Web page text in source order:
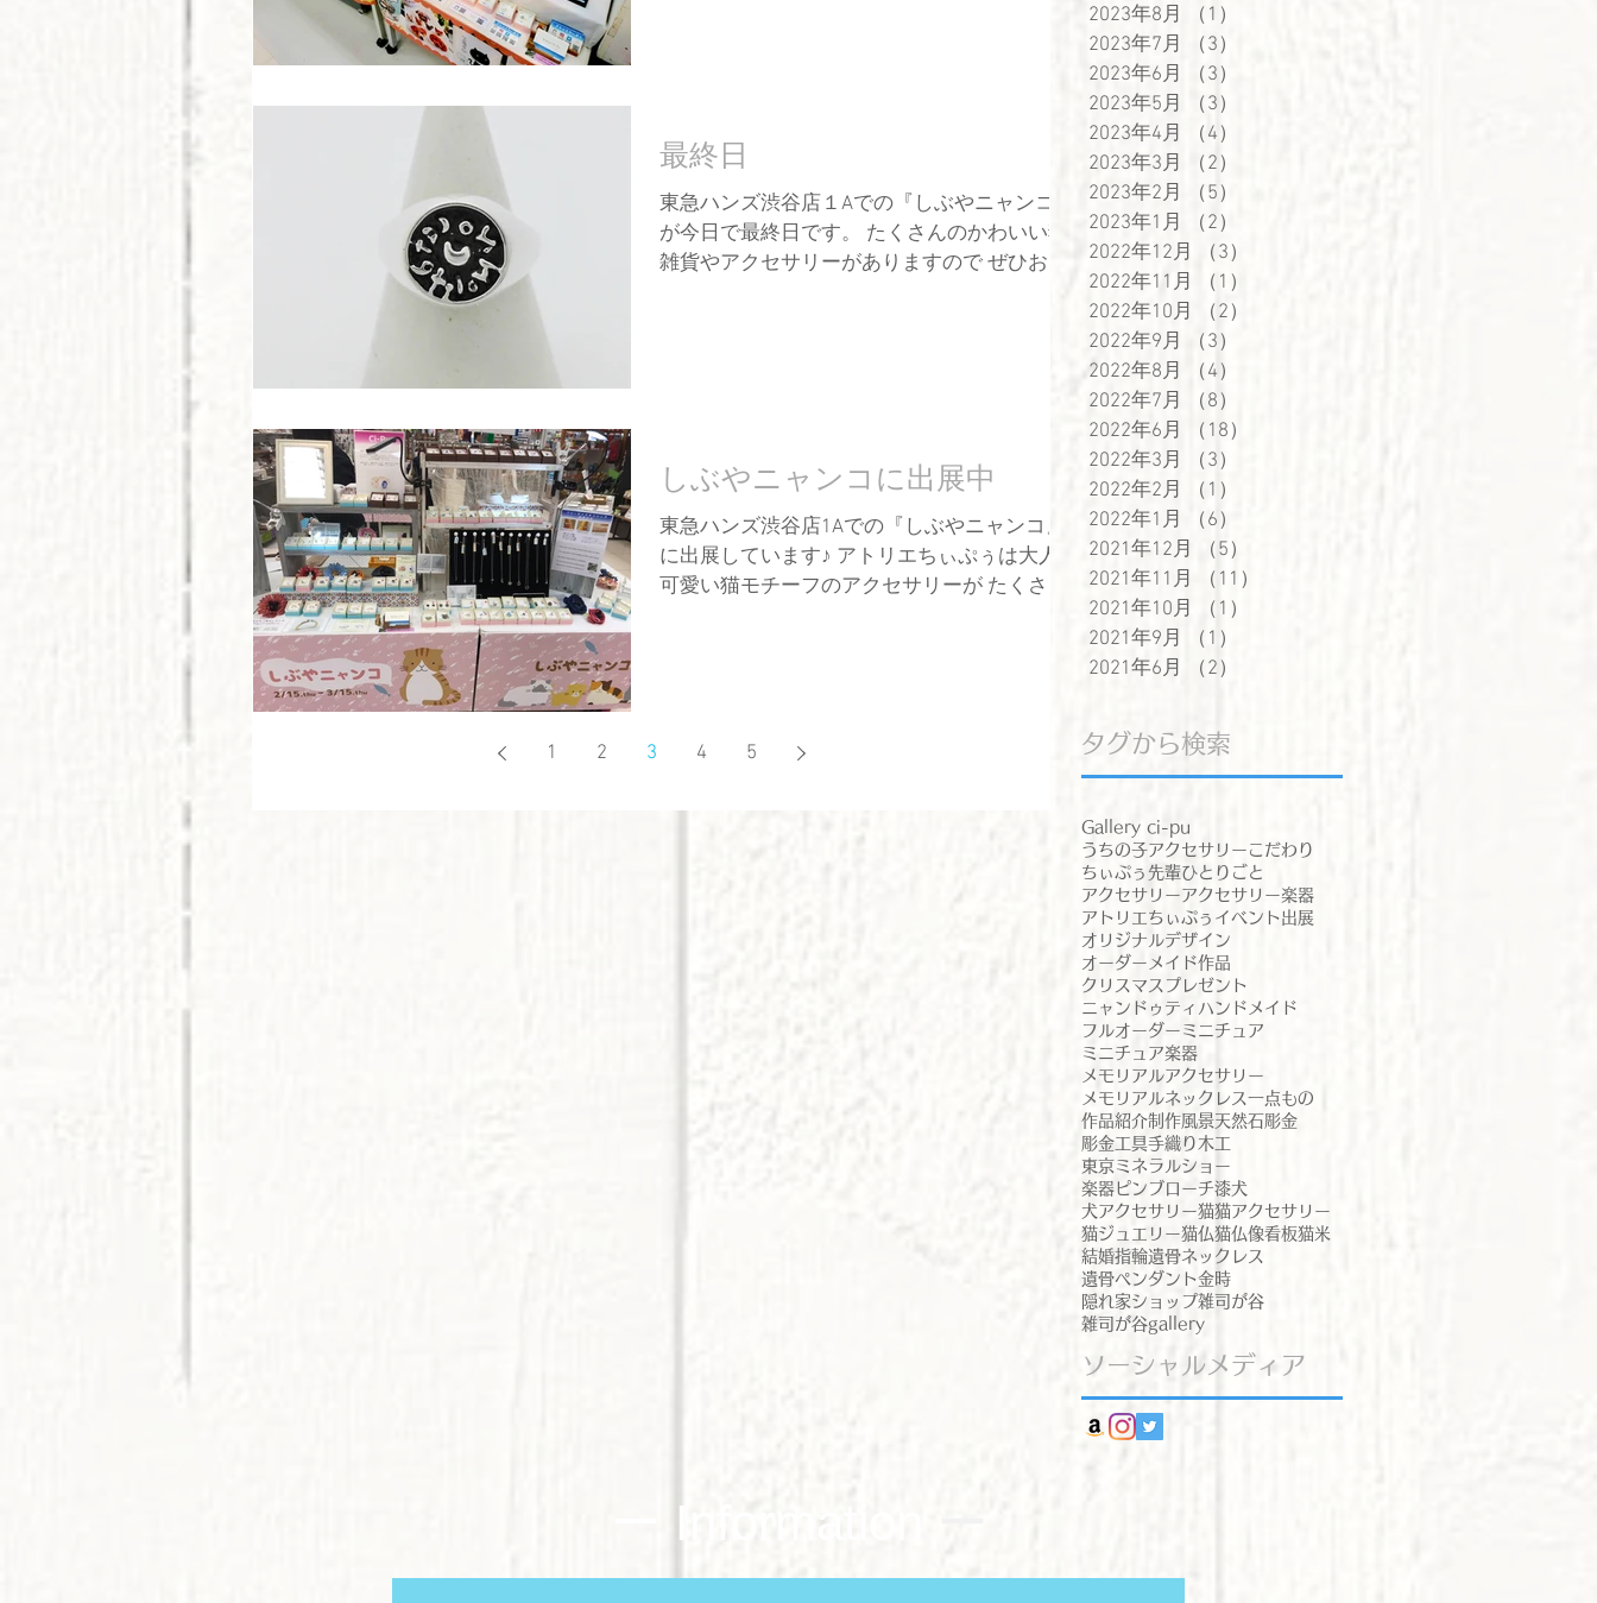
最終日
東急ハンズ渋谷店１Aでの『しぶやニャンコ』
が今日で最終日です。 たくさんのかわいい猫
雑貨やアクセサリーがありますので ぜひお立
しぶやニャンコに出展中
東急ハンズ渋谷店1Aでの『しぶやニャンコ』
に出展しています♪ アトリエちぃぷぅは大人
可愛い猫モチーフのアクセサリーが たくさん
1 2 3 4 5
2023年8月
（1）
2023年7月
（3）
2023年6月
（3）
2023年5月
（3）
2023年4月
（4）
2023年3月
（2）
2023年2月
（5）
2023年1月
（2）
2022年12月
（3）
2022年11月
（1）
2022年10月
（2）
2022年9月
（3）
2022年8月
（4）
2022年7月
（8）
2022年6月
（18）
2022年3月
（3）
2022年2月
（1）
2022年1月
（6）
2021年12月
（5）
2021年11月
（11）
2021年10月
（1）
2021年9月
（1）
2021年6月
（2）
タグから検索
Gallery ci-pu
うちの子アクセサリー こだわり
ちぃぷぅ先輩ひとりごと
アクセサリーアクセサリー楽器
アトリエちぃぷぅ イベント出展
オリジナルデザイン
オーダーメイド作品
クリスマスプレゼント
ニャンドゥティ ハンドメイド
フルオーダー ミニチュア
ミニチュア楽器
メモリアルアクセサリー
メモリアルネックレス一点もの
作品紹介制作風景天然石彫金
彫金工具手織り 木工
東京ミネラルショー
楽器ピンブローチ漆犬
犬アクセサリー猫猫アクセサリー
猫ジュエリー猫仏猫仏像看板猫米
結婚指輪遺骨ネックレス
遺骨ペンダント金時
隠れ家ショップ雑司が谷
雑司が谷gallery
ソーシャルメディア
ー Information